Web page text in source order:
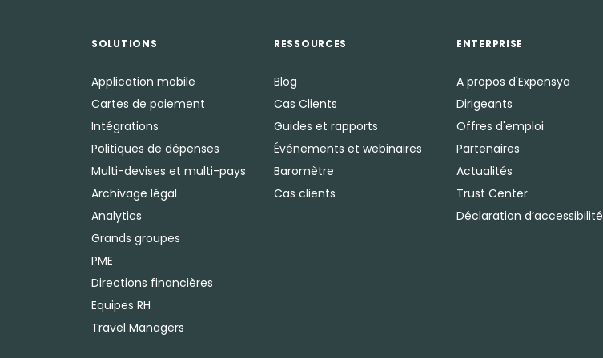
SOLUTIONS
Application mobile
Cartes de paiement
Intégrations
Politiques de dépenses
Multi-devises et multi-pays
Archivage légal
Analytics
Grands groupes
PME
Directions financières
Equipes RH
Travel Managers
RESSOURCES
Blog
Cas Clients
Guides et rapports
Événements et webinaires
Baromètre
Cas clients
ENTERPRISE
A propos d'Expensya
Dirigeants
Offres d'emploi
Partenaires
Actualités
Trust Center
Déclaration d’accessibilité